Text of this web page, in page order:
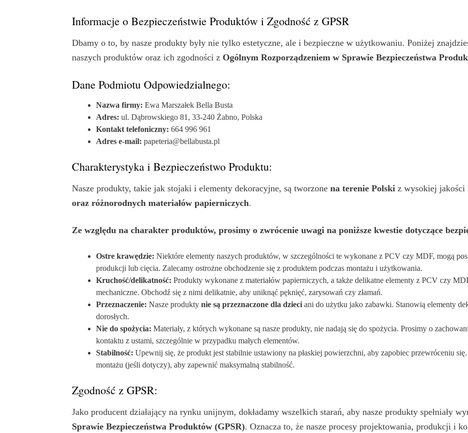
Informacje o Bezpieczeństwie Produktów i Zgodność z GPSR
Dbamy o to, by nasze produkty były nie tylko estetyczne, ale i bezpieczne w użytkowaniu. Poniżej
naszych produktów oraz ich zgodności z Ogólnym Rozporządzeniem w Sprawie Bezpieczeństwa
Dane Podmiotu Odpowiedzialnego:
Nazwa firmy: Ewa Marszałek Bella Busta
Adres: ul. Dąbrowskiego 81, 33-240 Żabno, Polska
Kontakt telefoniczny: 664 996 961
Adres e-mail: papeteria@bellabusta.pl
Charakterystyka i Bezpieczeństwo Produktu:
Nasze produkty, takie jak stojaki i elementy dekoracyjne, są tworzone na terenie Polskiz wysokiej jakości
oraz różnorodnych materiałów papierniczych.
Ze względu na charakter produktów, prosimy o zwrócenie uwagi na poniższe kwestie dotyczące
Ostre krawędzie: Niektóre elementy naszych produktów, w szczególności te wykonane z PCV czy MDF, mogą
produkcji lub cięcia. Zalecamy ostrożne obchodzenie się z produktem podczas montażu i użytkowania.
Kruchość/delikatność: Produkty wykonane z materiałów papierniczych, a także delikatne elementy z PCV czy
mechaniczne. Obchodź się z nimi delikatnie, aby uniknąć pęknięć, zarysowań czy złamań.
Przeznaczenie: Nasze produkty nie są przeznaczone dla dzieciani do użytku jako zabawki. Stanowią elementy
dorosłych.
Nie do spożycia: Materiały, z których wykonane są nasze produkty, nie nadają się do spożycia. Prosimy o
kontaktu z ustami, szczególnie w przypadku małych elementów.
Stabilność: Upewnij się, że produkt jest stabilnie ustawiony na płaskiej powierzchni, aby zapobiec przewróceniu
montażu (jeśli dotyczy), aby zapewnić maksymalną stabilność.
Zgodność z GPSR:
Jako producent działający na rynku unijnym, dokładamy wszelkich starań, aby nasze produkty spełniały
Sprawie Bezpieczeństwa Produktów (GPSR). Oznacza to, że nasze procesy projektowania, produkcji i